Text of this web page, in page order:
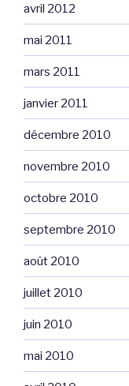
avril 2012
mai 2011
mars 2011
janvier 2011
décembre 2010
novembre 2010
octobre 2010
septembre 2010
août 2010
juillet 2010
juin 2010
mai 2010